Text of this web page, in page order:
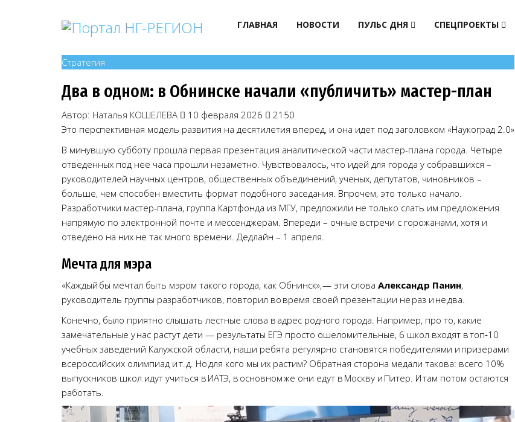
ГЛАВНАЯ НОВОСТИ ПУЛЬС ДНЯ СПЕЦПРОЕКТЫ
Стратегия
Два в одном: в Обнинске начали «публичить» мастер-план
Автор: Наталья КОШЕЛЕВА 10 февраля 2026
2150
Это перспективная модель развития на десятилетия вперед, и она идет под заголовком «Наукоград 2.0»
В минувшую субботу прошла первая презентация аналитической части мастер-плана города. Четыре
отведенных под нее часа прошли незаметно. Чувствовалось, что идей для города у собравшихся –
руководителей научных центров, общественных объединений, ученых, депутатов, чиновников –
больше, чем способен вместить формат подобного заседания. Впрочем, это только начало.
Разработчики мастер-плана, группа Картфонда из МГУ, предложили не только слать им предложения
напрямую по электронной почте и мессенджерам. Впереди – очные встречи с горожанами, хотя и
отведено на них не так много времени. Дедлайн – 1 апреля.
Мечта для мэра
«Каждый бы мечтал быть мэром такого города, как Обнинск», — эти слова Александр Панин,
руководитель группы разработчиков, повторил во время своей презентации не раз и не два.
Конечно, было приятно слышать лестные слова в адрес родного города. Например, про то, какие
замечательные у нас растут дети — результаты ЕГЭ просто ошеломительные, 6 школ входят в топ‑10
учебных заведений Калужской области, наши ребята регулярно становятся победителями и призерами
всероссийских олимпиад и т. д. Но для кого мы их растим? Обратная сторона медали такова: всего 10%
выпускников школ идут учиться в ИАТЭ, в основном же они едут в Москву и Питер. И там потом остаются
работать.